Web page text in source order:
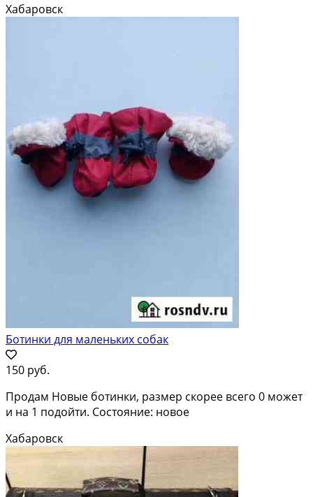
Хабаровск
Ботинки для маленьких собак
150 руб.
Продам Новые ботинки, размер скорее всего 0 может
и на 1 подойти. Состояние: новое
Хабаровск